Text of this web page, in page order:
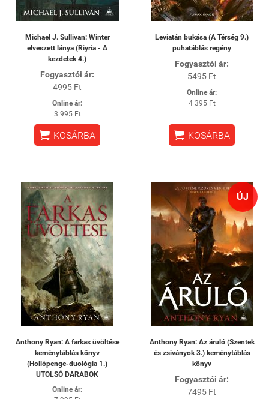
Michael J. Sullivan: Winter
elveszett lánya (Riyria - A
kezdetek 4.)
Fogyasztói ár:
4995 Ft
Online ár:
3 995 Ft
 KOSÁRBA
Leviatán bukása (A Térség 9.)
puhatáblás regény
Fogyasztói ár:
5495 Ft
Online ár:
4 395 Ft
 KOSÁRBA
Anthony Ryan: A farkas üvöltése
keménytáblás könyv
(Hollópenge-duológia 1.)
UTOLSÓ DARABOK
Online ár:
ÚJ
Anthony Ryan: Az áruló (Szentek
és zsiványok 3.) keménytáblás
könyv
Fogyasztói ár:
7495 Ft